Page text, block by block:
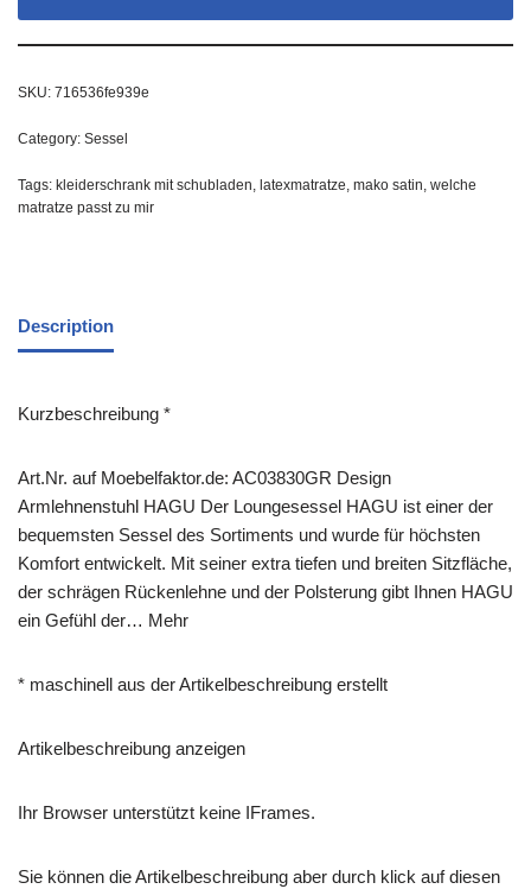
SKU: 716536fe939e
Category: Sessel
Tags: kleiderschrank mit schubladen, latexmatratze, mako satin, welche
matratze passt zu mir
Description
Kurzbeschreibung *
Art.Nr. auf Moebelfaktor.de: AC03830GR Design
Armlehnenstuhl HAGU Der Loungesessel HAGU ist einer der
bequemsten Sessel des Sortiments und wurde für höchsten
Komfort entwickelt. Mit seiner extra tiefen und breiten Sitzfläche,
der schrägen Rückenlehne und der Polsterung gibt Ihnen HAGU
ein Gefühl der… Mehr
* maschinell aus der Artikelbeschreibung erstellt
Artikelbeschreibung anzeigen
Ihr Browser unterstützt keine IFrames.
Sie können die Artikelbeschreibung aber durch klick auf diesen